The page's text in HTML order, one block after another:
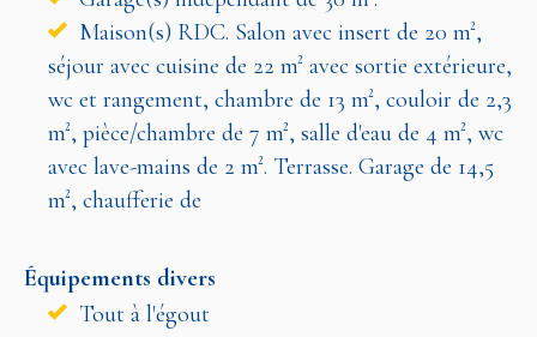
Maison(s) RDC. Salon avec insert de 20 m²,
séjour avec cuisine de 22 m² avec sortie extérieure,
wc et rangement, chambre de 13 m², couloir de 2,3
m², pièce/chambre de 7 m², salle d'eau de 4 m², wc
avec lave-mains de 2 m². Terrasse. Garage de 14,5
m², chaufferie de
Équipements divers
Tout à l'égout